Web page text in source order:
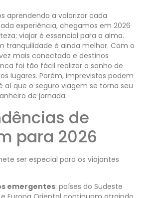
aprendendo a valorizar cada
experiência, chegamos em 2026
viajar é essencial para a alma.
tranquilidade é ainda melhor. Com o
mais conectado e destinos
foi tão fácil realizar o sonho de
lugares. Porém, imprevistos podem
aí que o seguro viagem se torna seu
de jornada.
de
para 2026
ser especial para os viajantes
emergentes: países do Sudeste